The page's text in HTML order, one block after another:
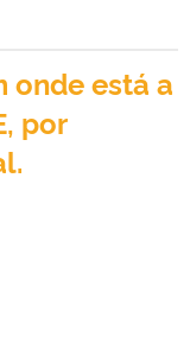
onde está a
por